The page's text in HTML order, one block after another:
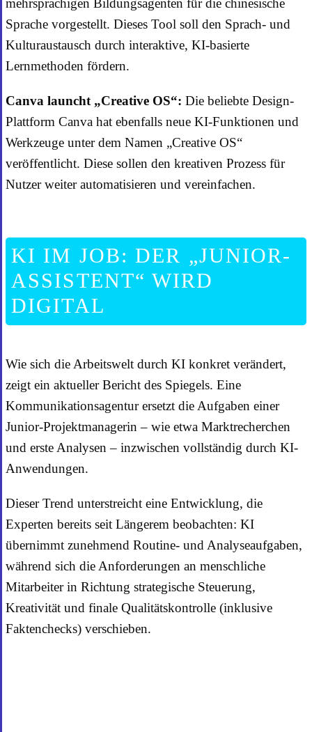
mehrsprachigen Bildungsagenten für die chinesische
Sprache vorgestellt. Dieses Tool soll den Sprach- und
Kulturaustausch durch interaktive, KI-basierte
Lernmethoden fördern.
Canva launcht „Creative OS“: Die beliebte Design-
Plattform Canva hat ebenfalls neue KI-Funktionen und
Werkzeuge unter dem Namen „Creative OS“
veröffentlicht. Diese sollen den kreativen Prozess für
Nutzer weiter automatisieren und vereinfachen.
KI IM JOB: DER „JUNIOR-
ASSISTENT“ WIRD
DIGITAL
Wie sich die Arbeitswelt durch KI konkret verändert,
zeigt ein aktueller Bericht des Spiegels. Eine
Kommunikationsagentur ersetzt die Aufgaben einer
Junior-Projektmanagerin – wie etwa Marktrecherchen
und erste Analysen – inzwischen vollständig durch KI-
Anwendungen.
Dieser Trend unterstreicht eine Entwicklung, die
Experten bereits seit Längerem beobachten: KI
übernimmt zunehmend Routine- und Analyseaufgaben,
während sich die Anforderungen an menschliche
Mitarbeiter in Richtung strategische Steuerung,
Kreativität und finale Qualitätskontrolle (inklusive
Faktenchecks) verschieben.